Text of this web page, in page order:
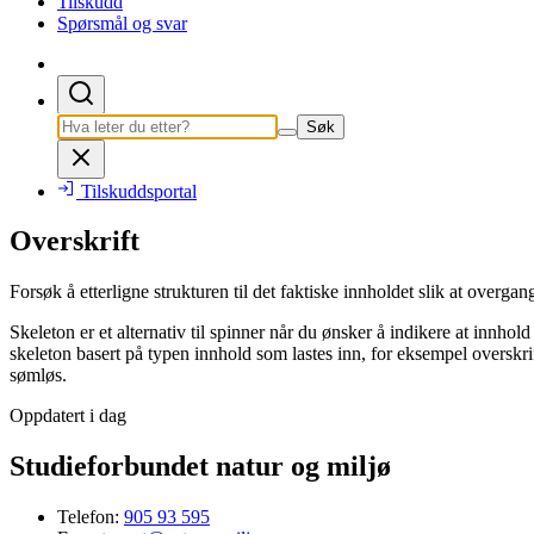
Spørsmål og svar
Søk
Tilskuddsportal
Overskrift
Forsøk å etterligne strukturen til det faktiske innholdet slik at
Skeleton er et alternativ til spinner når du ønsker å indikere at
skeleton basert på typen innhold som lastes inn, for eksempel
sømløs.
Oppdatert i dag
Studieforbundet natur og miljø
Telefon: 905 93 595